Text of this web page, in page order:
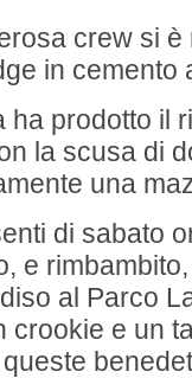
crew si
in cemento
ha prodotto il
la scusa di
una
di sabato
e
al Parco
crookie e un